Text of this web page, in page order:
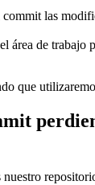
las
área de trabajo
que